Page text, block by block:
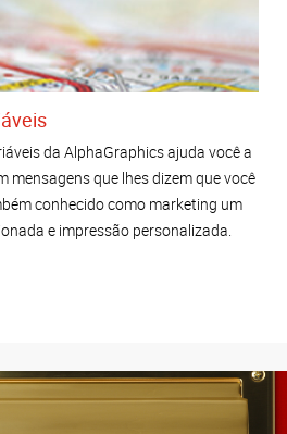
da AlphaGraphics ajuda você a
mensagens que lhes dizem que você
conhecido como marketing um
e impressão personalizada.